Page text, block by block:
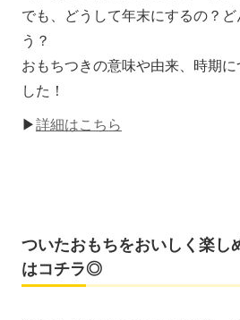
でも、どうして年末にするの？
う？
おもちつきの意味や由来、時期
した！
▶詳細はこちら
ついたおもちをおいしく楽し
はコチラ◎